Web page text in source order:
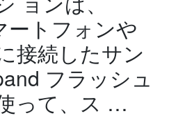
ートフォンや
接続したサン
フラッシュ
って、ス …